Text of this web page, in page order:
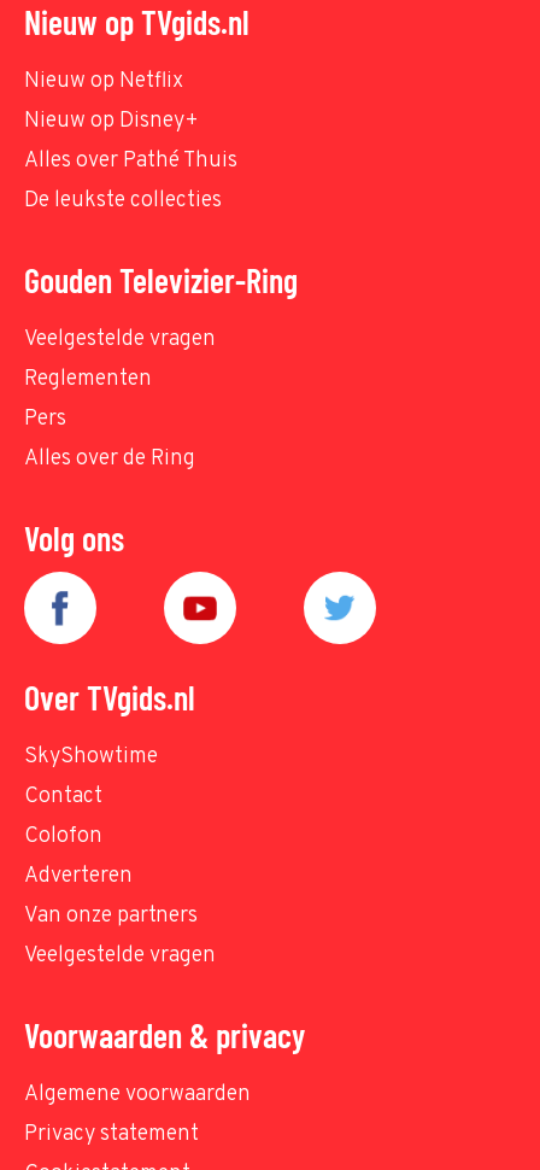
Nieuw op TVgids.nl
Nieuw op Netflix
Nieuw op Disney+
Alles over Pathé Thuis
De leukste collecties
Gouden Televizier-Ring
Veelgestelde vragen
Reglementen
Pers
Alles over de Ring
Volg ons
Over TVgids.nl
SkyShowtime
Contact
Colofon
Adverteren
Van onze partners
Veelgestelde vragen
Voorwaarden & privacy
Algemene voorwaarden
Privacy statement